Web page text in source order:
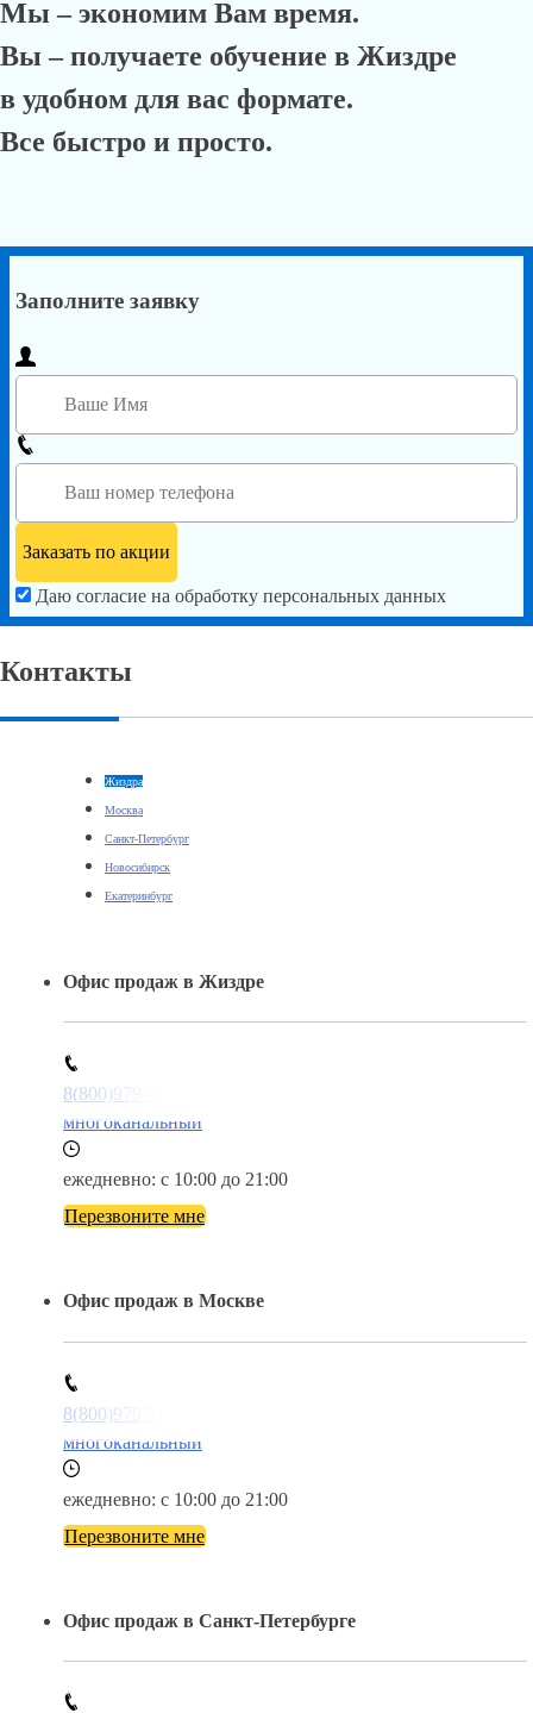
Мы – экономим Вам время.
Вы – получаете обучение в Жиздре
в удобном для вас формате.
Все быстро и просто.
Заполните заявку
Даю согласие на обработку персональных данных
Контакты
Жиздра
Москва
Санкт-Петербург
Новосибирск
Екатеринбург
Офис продаж в Жиздре
8(800)9797043
многоканальный
ежедневно: с 10:00 до 21:00
Перезвоните мне
Офис продаж в Москве
8(800)9797043
многоканальный
ежедневно: с 10:00 до 21:00
Перезвоните мне
Офис продаж в Санкт-Петербурге